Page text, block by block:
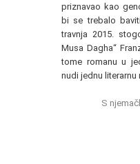
priznavao kao
bi se trebalo
travnja 2015.
Musa Dagha“
tome romanu u
nudi jednu
S